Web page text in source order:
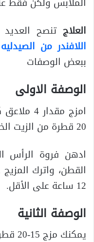
العلاج تنصح
اللافندر من الصيدليه
ببعض الوصفات
الوصفة الاولى
20 قطرة من الزيت الخزامي.
ادهن فروة الرأس
القطن، واترك
12 ساعة على الأقل.
الوصفة الثانية